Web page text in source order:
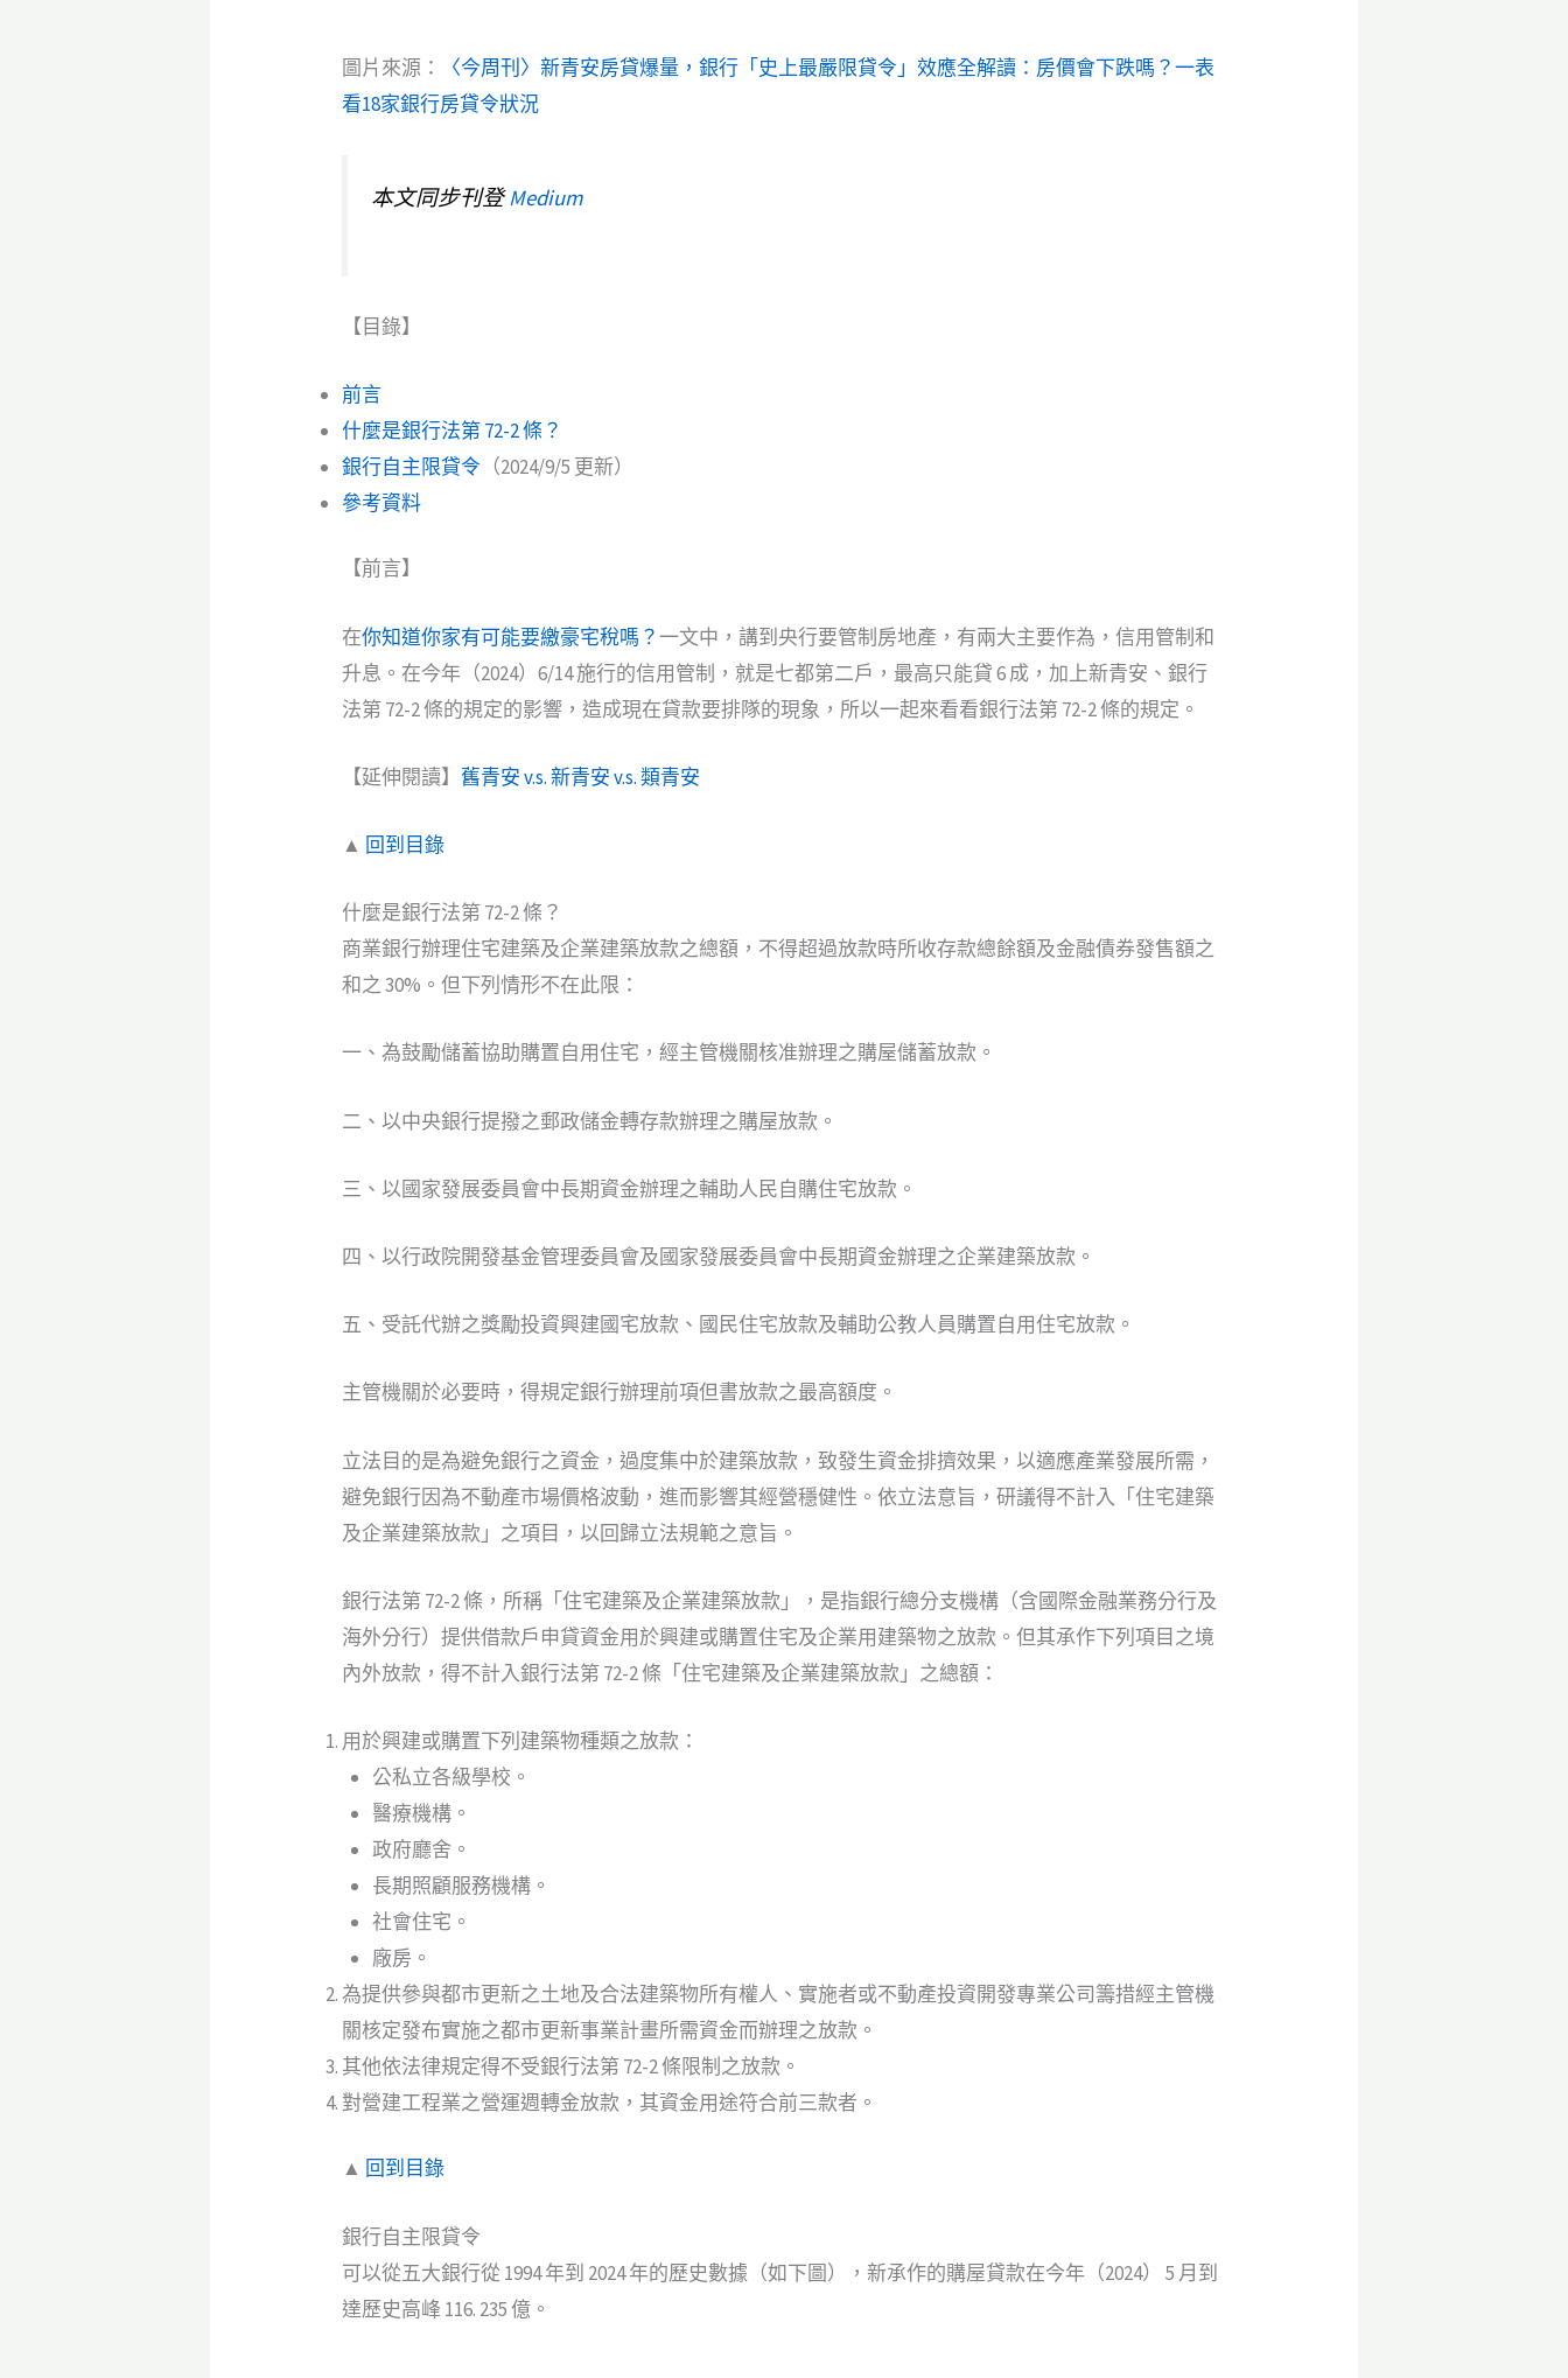
圖片來源：
〈今周刊〉新青安房貸爆量，銀行「史上最嚴限貸令」效應全解讀：房價會下跌嗎？一表
看18家銀行房貸令狀況
本文同步刊登Medium
【目錄】
前言
什麼是銀行法第 72-2 條？
銀行自主限貸令 （2024/9/5 更新）
參考資料
【前言】
在你知道你家有可能要繳豪宅稅嗎？一文中，講到央行要管制房地產，有兩大主要作為，信用管制和
升息。在今年（2024）6/14 施行的信用管制，就是七都第二戶，最高只能貸 6 成，加上新青安、銀行
法第 72-2 條的規定的影響，造成現在貸款要排隊的現象，所以一起來看看銀行法第 72-2 條的規定。
【延伸閱讀】 舊青安 v.s. 新青安 v.s. 類青安
▲ 回到目錄
什麼是銀行法第 72-2 條？
商業銀行辦理住宅建築及企業建築放款之總額，不得超過放款時所收存款總餘額及金融債券發售額之
和之 30%。但下列情形不在此限：
一、為鼓勵儲蓄協助購置自用住宅，經主管機關核准辦理之購屋儲蓄放款。
二、以中央銀行提撥之郵政儲金轉存款辦理之購屋放款。
三、以國家發展委員會中長期資金辦理之輔助人民自購住宅放款。
四、以行政院開發基金管理委員會及國家發展委員會中長期資金辦理之企業建築放款。
五、受託代辦之獎勵投資興建國宅放款、國民住宅放款及輔助公教人員購置自用住宅放款。
主管機關於必要時，得規定銀行辦理前項但書放款之最高額度。
立法目的是為避免銀行之資金，過度集中於建築放款，致發生資金排擠效果，以適應產業發展所需，
避免銀行因為不動產市場價格波動，進而影響其經營穩健性。依立法意旨，研議得不計入「住宅建築
及企業建築放款」之項目，以回歸立法規範之意旨。
銀行法第 72-2 條，所稱「住宅建築及企業建築放款」，是指銀行總分支機構（含國際金融業務分行及
海外分行）提供借款戶申貸資金用於興建或購置住宅及企業用建築物之放款。但其承作下列項目之境
內外放款，得不計入銀行法第 72-2 條「住宅建築及企業建築放款」之總額：
用於興建或購置下列建築物種類之放款：
公私立各級學校。
醫療機構。
政府廳舍。
長期照顧服務機構。
社會住宅。
廠房。
為提供參與都市更新之土地及合法建築物所有權人、實施者或不動產投資開發專業公司籌措經主管機
關核定發布實施之都市更新事業計畫所需資金而辦理之放款。
其他依法律規定得不受銀行法第 72-2 條限制之放款。
對營建工程業之營運週轉金放款，其資金用途符合前三款者。
▲ 回到目錄
銀行自主限貸令
可以從五大銀行從 1994 年到 2024 年的歷史數據（如下圖），新承作的購屋貸款在今年（2024） 5 月到
達歷史高峰 116. 235 億。